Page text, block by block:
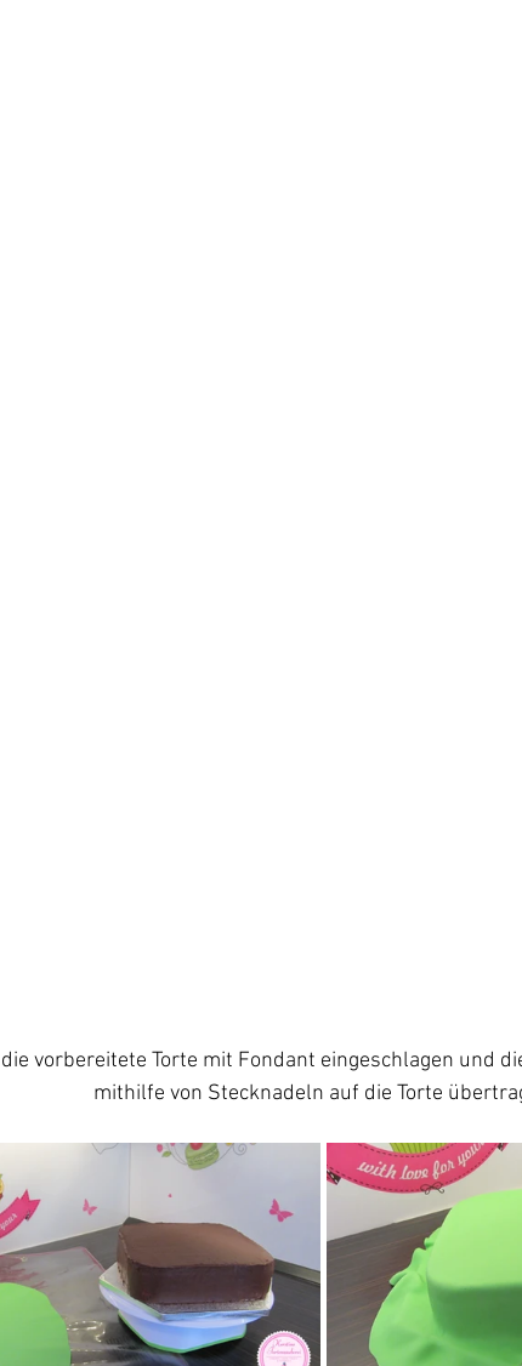
vorbereitete Torte mit Fondant eingeschlagen und
mithilfe von Stecknadeln auf die Torte